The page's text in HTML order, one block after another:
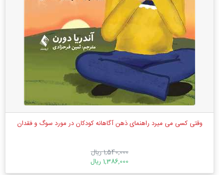
وقتی کسی می میرد راهنمای ذهن‌ آگاهانه کودکان در مورد سوگ و فقدان
1,540,000 ریال
1,386,000 ریال